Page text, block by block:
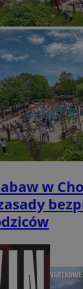
w